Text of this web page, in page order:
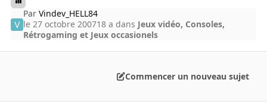
ParVindev_HELL84
le 27 octobre 200718 a dans Jeux vidéo, Consoles,
Rétrogaming et Jeux occasionels
Commencer un nouveau sujet